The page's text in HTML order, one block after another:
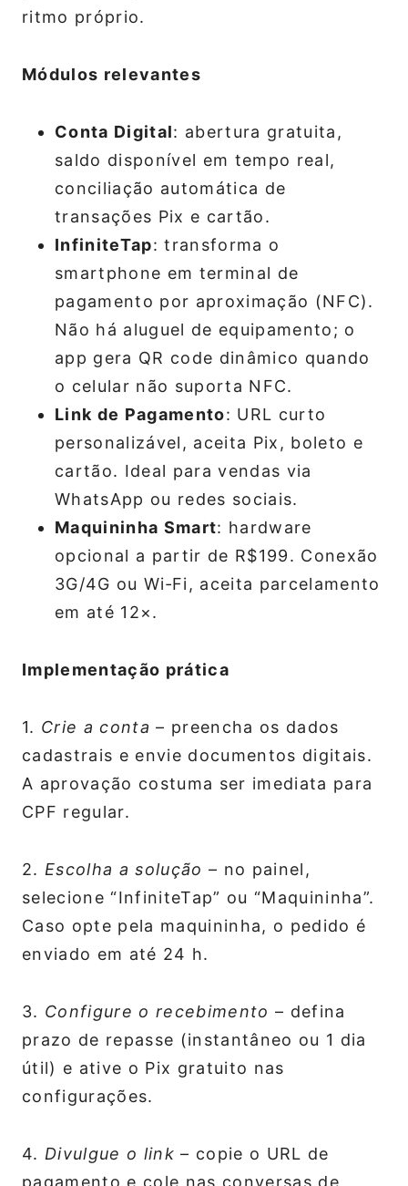
ritmo próprio.
Módulos relevantes
Conta Digital: abertura gratuita,
saldo disponível em tempo real,
conciliação automática de
transações Pix e cartão.
InfiniteTap: transforma o
smartphone em terminal de
pagamento por aproximação (NFC).
Não há aluguel de equipamento; o
app gera QR code dinâmico quando
o celular não suporta NFC.
Link de Pagamento: URL curto
personalizável, aceita Pix, boleto e
cartão. Ideal para vendas via
WhatsApp ou redes sociais.
Maquininha Smart: hardware
opcional a partir de R$199. Conexão
3G/4G ou Wi‑Fi, aceita parcelamento
em até 12×.
Implementação prática
1. Crie a conta – preencha os dados
cadastrais e envie documentos digitais.
A aprovação costuma ser imediata para
CPF regular.
2. Escolha a solução – no painel,
selecione “InfiniteTap” ou “Maquininha”.
Caso opte pela maquininha, o pedido é
enviado em até 24 h.
3. Configure o recebimento – defina
prazo de repasse (instantâneo ou 1 dia
útil) e ative o Pix gratuito nas
configurações.
4. Divulgue o link – copie o URL de
pagamento e cole nas conversas de